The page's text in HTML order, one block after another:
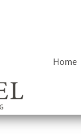
Home